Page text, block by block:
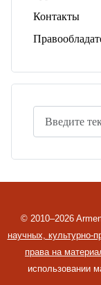
Контакты
© 2010–2026
научных, культурно-
права на
использовании